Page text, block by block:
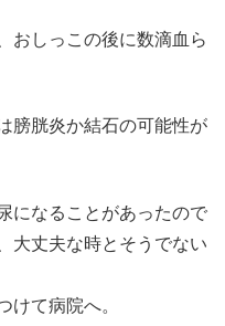
おしっこの後に数滴血ら
膀胱炎か結石の可能性が
になることがあったので
大丈夫な時とそうでない
けて病院へ。